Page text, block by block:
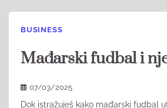
BUSINESS
Mađarski fudbal i
07/03/2025
Dok istražuješ kako mađarski fudbal